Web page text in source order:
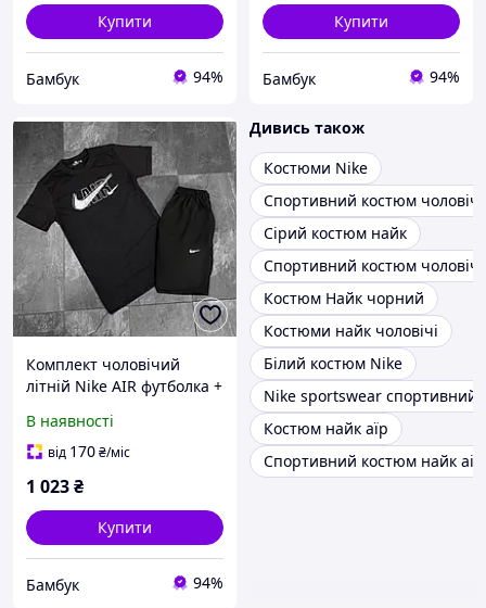
Купити
Бамбук 94%
Купити
Бамбук 94%
Комплект чоловічий
літній Nike AIR футболка +
спортивний
повсякденний на літо
В наявності
від 170₴/міс
1 023₴
Купити
Бамбук 94%
Дивись також
Костюми Nike
Спортивний костюм
Сірий костюм найк
Спортивний костюм
Костюм Найк чорний
Костюми найк чоловічі
Білий костюм Nike
Nike sportswear спортивний
Костюм найк аїр
Спортивний костюм найк аір